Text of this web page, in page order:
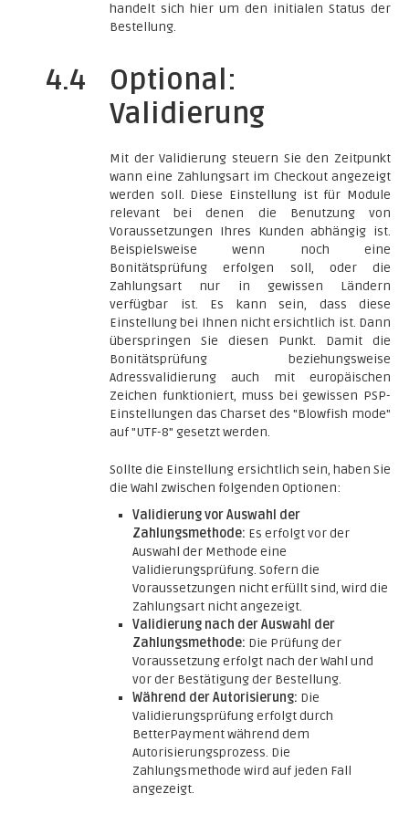
handelt sich hier um den initialen Status der
Bestellung.
4.4
Optional:
Validierung
Mit der Validierung steuern Sie den Zeitpunkt
wann eine Zahlungsart im Checkout angezeigt
werden soll. Diese Einstellung ist für Module
relevant bei denen die Benutzung von
Voraussetzungen Ihres Kunden abhängig ist.
Beispielsweise wenn noch eine
Bonitätsprüfung erfolgen soll, oder die
Zahlungsart nur in gewissen Ländern
verfügbar ist. Es kann sein, dass diese
Einstellung bei Ihnen nicht ersichtlich ist. Dann
überspringen Sie diesen Punkt. Damit die
Bonitätsprüfung beziehungsweise
Adressvalidierung auch mit europäischen
Zeichen funktioniert, muss bei gewissen PSP-
Einstellungen das Charset des "Blowfish mode"
auf "UTF-8" gesetzt werden.
Sollte die Einstellung ersichtlich sein, haben Sie
die Wahl zwischen folgenden Optionen:
Validierung vor Auswahl der
Zahlungsmethode: Es erfolgt vor der
Auswahl der Methode eine
Validierungsprüfung. Sofern die
Voraussetzungen nicht erfüllt sind, wird die
Zahlungsart nicht angezeigt.
Validierung nach der Auswahl der
Zahlungsmethode: Die Prüfung der
Voraussetzung erfolgt nach der Wahl und
vor der Bestätigung der Bestellung.
Während der Autorisierung: Die
Validierungsprüfung erfolgt durch
BetterPayment während dem
Autorisierungsprozess. Die
Zahlungsmethode wird auf jeden Fall
angezeigt.